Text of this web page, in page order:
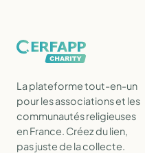
La plateforme tout-en-un
pour les associations et les
communautés religieuses
en France. Créez du lien,
pas juste de la collecte.